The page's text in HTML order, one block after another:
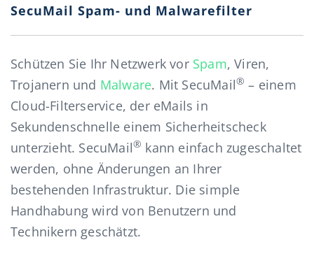
SecuMail Spam- und Malwarefilter
Schützen Sie Ihr Netzwerk vor Spam, Viren,
Trojanern und Malware. Mit SecuMail® – einem
Cloud-Filterservice, der eMails in
Sekundenschnelle einem Sicherheitscheck
unterzieht. SecuMail® kann einfach zugeschaltet
werden, ohne Änderungen an Ihrer
bestehenden Infrastruktur. Die simple
Handhabung wird von Benutzern und
Technikern geschätzt.